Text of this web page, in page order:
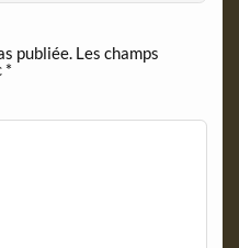
publiée. Les champs
*